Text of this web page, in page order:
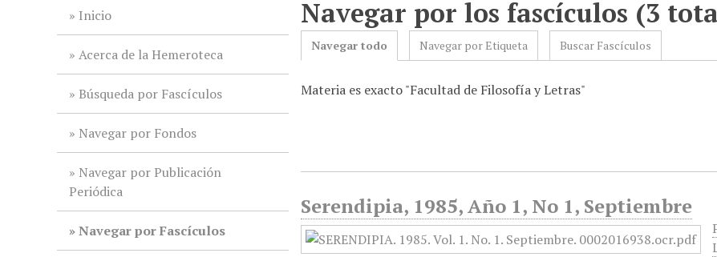
Inicio
Acerca de la Hemeroteca
Búsqueda por Fascículos
Navegar por Fondos
Navegar por Publicación
Periódica
Navegar por Fascículos
Navegar por los fascículos (3
Navegar todo Navegar por Etiqueta Buscar Fascículos
Materia es exacto "Facultad de Filosofía y Letras"
Serendipia, 1985, Año 1, No 1, Septiembre